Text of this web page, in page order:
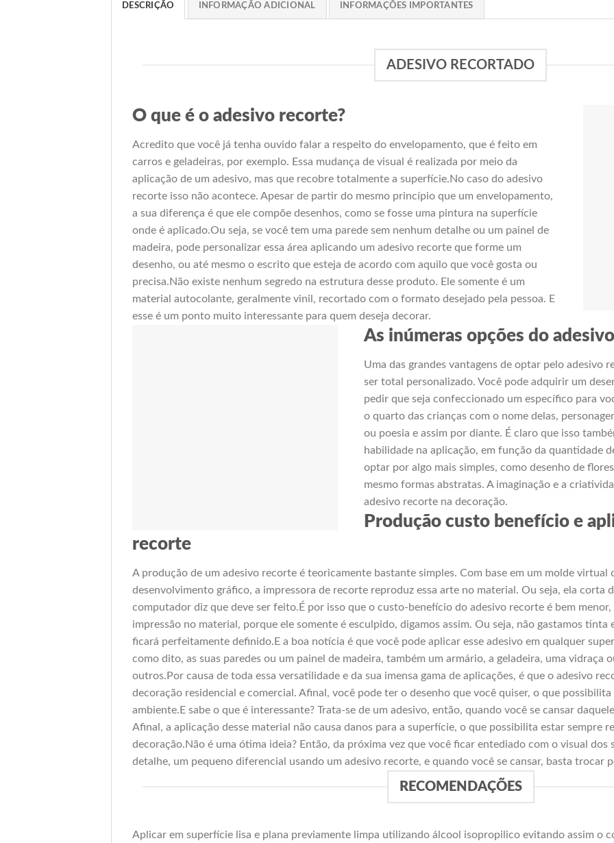
DESCRIÇÃO INFORMAÇÃO ADICIONAL INFORMAÇÕES IMPORTANTES
ADESIVO RECORTADO
O que é o adesivo recorte?
Acredito que você já tenha ouvido falar a respeito do envelopamento, que é feito em
carros e geladeiras, por exemplo. Essa mudança de visual é realizada por meio da
aplicação de um adesivo, mas que recobre totalmente a superfície.No caso do adesivo
recorte isso não acontece. Apesar de partir do mesmo princípio que um envelopamento,
a sua diferença é que ele compõe desenhos, como se fosse uma pintura na superfície
onde é aplicado.Ou seja, se você tem uma parede sem nenhum detalhe ou um painel de
madeira, pode personalizar essa área aplicando um adesivo recorte que forme um
desenho, ou até mesmo o escrito que esteja de acordo com aquilo que você gosta ou
precisa.Não existe nenhum segredo na estrutura desse produto. Ele somente é um
material autocolante, geralmente vinil, recortado com o formato desejado pela pessoa. E
esse é um ponto muito interessante para quem deseja decorar.
As inúmeras opções do
Uma das grandes vantagens de optar pelo adesivo
ser total personalizado. Você pode adquirir um
pedir que seja confeccionado um específico para
o quarto das crianças com o nome delas,
ou poesia e assim por diante. É claro que isso
habilidade na aplicação, em função da quantidade
optar por algo mais simples, como desenho de
mesmo formas abstratas. A imaginação e a
adesivo recorte na decoração.
Produção custo benefício e
recorte
A produção de um adesivo recorte é teoricamente bastante simples. Com base em um molde virtual
desenvolvimento gráfico, a impressora de recorte reproduz essa arte no material. Ou seja, ela corta
computador diz que deve ser feito.É por isso que o custo-benefício do adesivo recorte é bem menor,
impressão no material, porque ele somente é esculpido, digamos assim. Ou seja, não gastamos tinta
ficará perfeitamente definido.E a boa notícia é que você pode aplicar esse adesivo em qualquer
como dito, as suas paredes ou um painel de madeira, também um armário, a geladeira, uma vidraça
outros.Por causa de toda essa versatilidade e da sua imensa gama de aplicações, é que o adesivo
decoração residencial e comercial. Afinal, você pode ter o desenho que você quiser, o que
ambiente.E sabe o que é interessante? Trata-se de um adesivo, então, quando você se cansar
Afinal, a aplicação desse material não causa danos para a superfície, o que possibilita estar sempre
decoração.Não é uma ótima ideia? Então, da próxima vez que você ficar entediado com o visual dos
detalhe, um pequeno diferencial usando um adesivo recorte, e quando você se cansar, basta trocar
RECOMENDAÇÕES
Aplicar em superfície lisa e plana previamente limpa utilizando álcool isopropilico evitando assim o